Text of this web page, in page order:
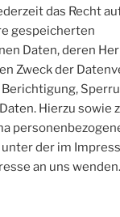
das Recht
gespeicherten
Daten, deren
Zweck der
Berichtigung,
Hierzu sowie
der im
an uns wenden.